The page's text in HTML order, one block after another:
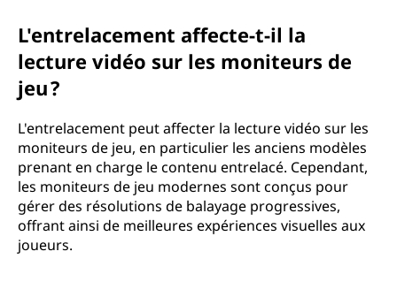
L'entrelacement affecte-t-il la
lecture vidéo sur les moniteurs de
jeu ?
L'entrelacement peut affecter la lecture vidéo sur les
moniteurs de jeu, en particulier les anciens modèles
prenant en charge le contenu entrelacé. Cependant,
les moniteurs de jeu modernes sont conçus pour
gérer des résolutions de balayage progressives,
offrant ainsi de meilleures expériences visuelles aux
joueurs.